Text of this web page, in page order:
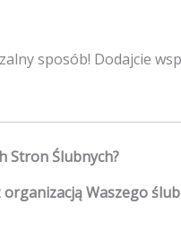
sposób! Dodajcie
Stron Ślubnych?
Waszego